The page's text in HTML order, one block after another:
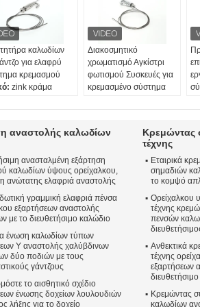
καλωδίων
για ελαφρύ
κρεμασμού
zink κράμα
σύρμα:Ø1-1.8mm
Νικέλιο /
Διακοσμητικό
χρωματισμό Αγκίστρι
φωτισμού Συσκευές για
κρεμασμένο σύστημα
ουσίες
Rec. σύρμα:
Ø1-1.8mm
επιφάνειας:
Νικέλιο /
Χρωμικό / Σατέν
Ασημένιο
αναστολής καλωδίων
ανασταλμένη εξάρτηση
καλωδίων ύψους ορείχαλκου,
ανώτατης ελαφριά αναστολής
γραμμική ελαφριά πένσα
εξαρτήσεων αναστολής
με το διευθετήσιμο καλώδιο
ένωση καλωδίων τύπων
Υ αναστολής χαλύβδινων
δύο ποδιών με τους
γάντζους
το αισθητικό σχέδιο
ένωσης δοχείων λουλουδιών
λήξης για το δοχείο
Κρεμώντας
τέχνης
Εταιρικά
σημαδιών
το κομψό
Ορείχαλκου
τέχνης
πενσών
Ανθεκτικά
τέχνης
εξαρτήσεων
διευθετήσιμο
Κρεμώντας
καλωδίων